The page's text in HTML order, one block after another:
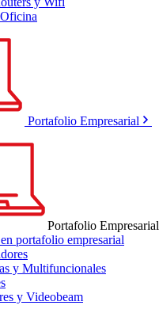
Portafolio Empresarial
Portafolio Empresarial
portafolio empresarial
y Multifuncionales
y Videobeam